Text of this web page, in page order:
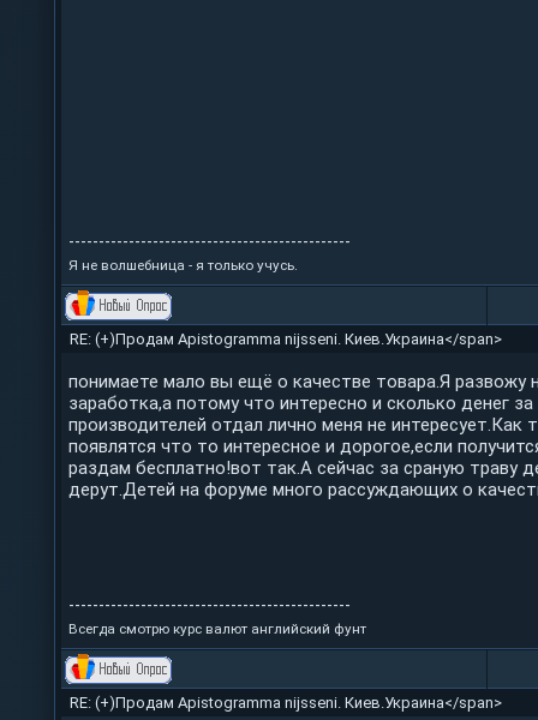
-----------------------------------------------
Я не волшебница - я только учусь.
RE: (+)Продам Apistogramma nijsseni. Киев.Украина</span>
понимаете мало вы ещё о качестве товара.Я развожу
заработка,а потому что интересно и сколько денег за
производителей отдал лично меня не интересует.Как
появлятся что то интересное и дорогое,если
раздам бесплатно!вот так.А сейчас за сраную траву
дерут.Детей на форуме много рассуждающих о
-----------------------------------------------
Всегда смотрю курс валют английский фунт
RE: (+)Продам Apistogramma nijsseni. Киев.Украина</span>